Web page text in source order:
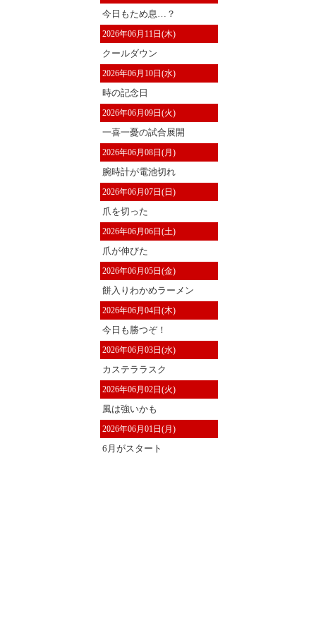
今日もため息…？
2026年06月11日(木)
クールダウン
2026年06月10日(水)
時の記念日
2026年06月09日(火)
一喜一憂の試合展開
2026年06月08日(月)
腕時計が電池切れ
2026年06月07日(日)
爪を切った
2026年06月06日(土)
爪が伸びた
2026年06月05日(金)
餅入りわかめラーメン
2026年06月04日(木)
今日も勝つぞ！
2026年06月03日(水)
カステララスク
2026年06月02日(火)
風は強いかも
2026年06月01日(月)
6月がスタート